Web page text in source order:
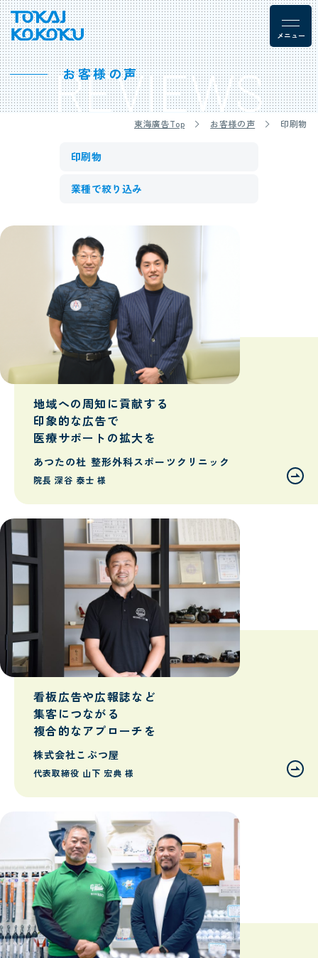
お客様の声
REVIEWS
東海廣告Top お客様の声 印刷物
地域への周知に貢献する
印象的な広告で
医療サポートの拡大を
あつたの杜 整形外科スポーツクリニック
院長 深谷 泰士 様
看板広告や広報誌など
集客につながる
複合的なアプローチを
株式会社こぶつ屋
代表取締役 山下 宏典 様